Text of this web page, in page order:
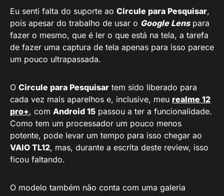
Eu senti falta do suporte ao Circule para Pesquisar,
pois apesar do trabalho de usar o Google Lenspara
fazer o mesmo, que é ler o que está na tela, a tarefa
de fazer uma captura de tela apenas para isso parece
um pouco ultrapassada.
O Circule para Pesquisar tem sido liberado para
cada vez mais aparelhos e, inclusive, meu realme 12
pro+, com Android 15 passou a ter a funcionalidade.
Como tem um processador um pouco menos
potente, pode levar um tempo para isso chegar ao
VAIO TL12, mas, durante a escrita deste review, isso
ficou faltando.
O modelo também não conta com uma galeria